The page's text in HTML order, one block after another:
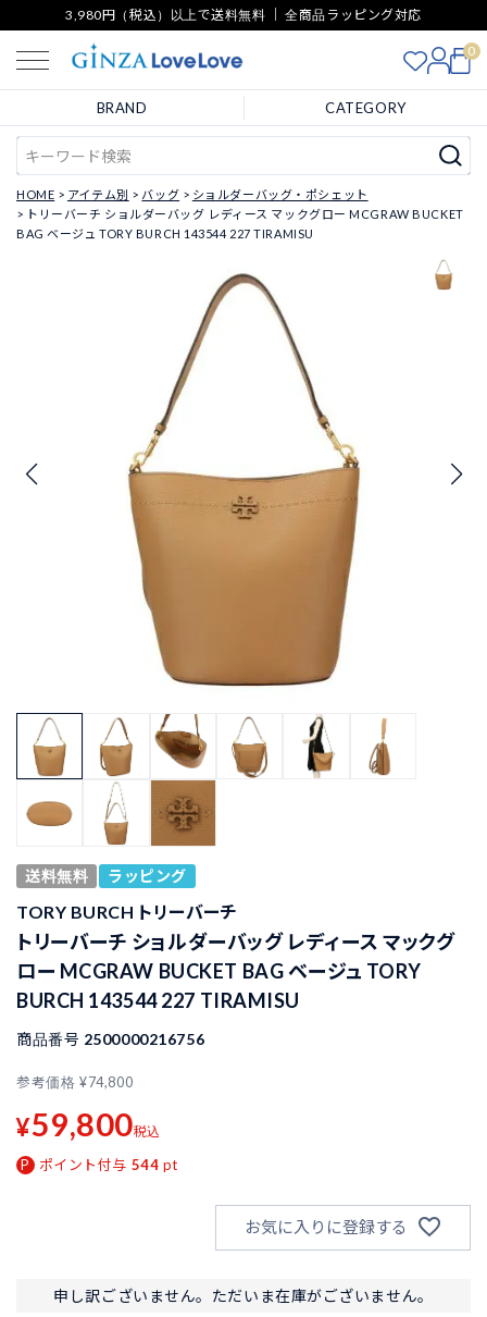
3,980円（税込）以上で送料無料 ｜ 全商品ラッピング対応
0
BRAND CATEGORY
HOME アイテム別 バッグ
ショルダーバッグ・ポシェット
トリーバーチ ショルダーバッグ レディース マックグロー MCGRAW BUCKET
BAG ベージュ TORY BURCH 143544 227 TIRAMISU
送料無料 ラッピング
TORY BURCH トリーバーチ
トリーバーチ ショルダーバッグ レディース マックグ
ロー MCGRAW BUCKET BAG ベージュ TORY
BURCH 143544 227 TIRAMISU
商品番号 2500000216756
参考価格 ¥74,800
¥59,800税込
ポイント付与 544 pt
お気に入りに登録する
申し訳ございません。ただいま在庫がございません。